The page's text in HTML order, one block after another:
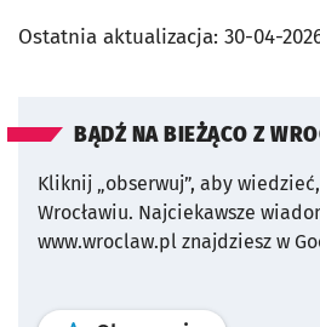
Ostatnia aktualizacja: 30-04-
BĄDŹ NA BIEŻĄCO Z
Kliknij „obserwuj”, aby
Wrocławiu. Najciekawsze
www.wroclaw.pl znajdziesz w